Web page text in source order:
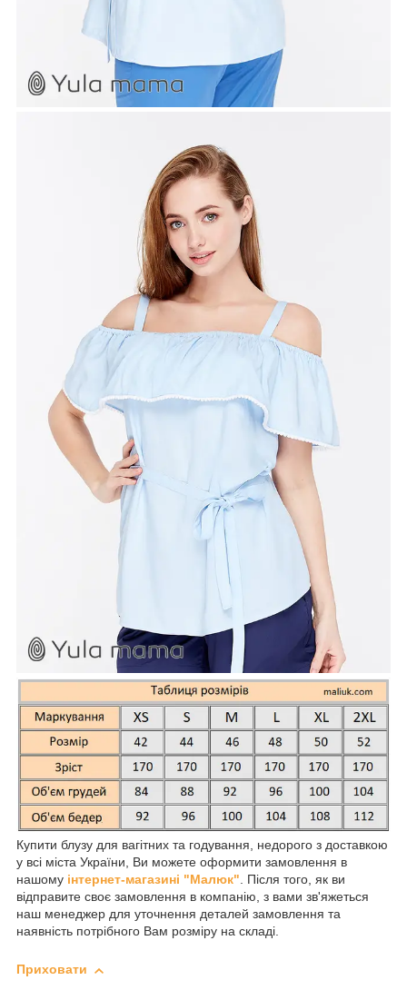
Купити блузу для вагітних та годування, недорого з доставкою
у всі міста України, Ви можете оформити замовлення в
нашому інтернет-магазині "Малюк". Після того, як ви
відправите своє замовлення в компанію, з вами зв'яжеться
наш менеджер для уточнення деталей замовлення та
наявність потрібного Вам розміру на складі.
Приховати